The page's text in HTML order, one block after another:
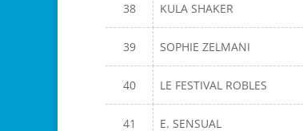
38 KULA SHAKER
39 SOPHIE ZELMANI
40 LE FESTIVAL ROBLES
41 E. SENSUAL